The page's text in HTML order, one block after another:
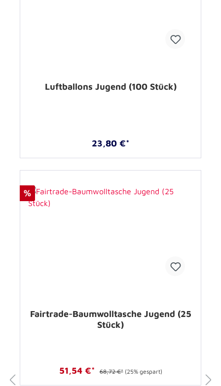
Luftballons Jugend (100 Stück)
23,80 €*
%
Fairtrade-Baumwolltasche Jugend (25
Stück)
51,54 €* 68,72 €* (25% gespart)